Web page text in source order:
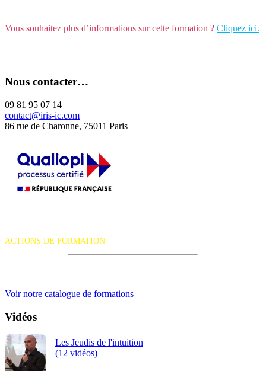
Vous souhaitez plus d’informations sur cette formation ? Cliquez ici.
Nous contacter…
09 81 95 07 14
contact@iris-ic.com
86 rue de Charonne, 75011 Paris
ACTIONS DE FORMATION
Voir notre catalogue de formations
Vidéos
Les Jeudis de l'intuition
(12 vidéos)